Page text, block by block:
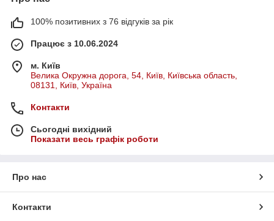
100% позитивних з 76 відгуків за рік
Працює з 10.06.2024
м. Київ
Велика Окружна дорога, 54, Київ, Київська область,
08131, Київ, Україна
Контакти
Сьогодні вихідний
Показати весь графік роботи
Про нас
Контакти